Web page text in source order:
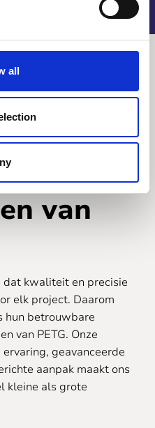
all
voor
het
van
kwaliteit en precisie
elk project. Daarom
hun betrouwbare
van PETG. Onze
geavanceerde
aanpak maakt ons
kleine als grote